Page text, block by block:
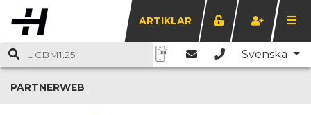
ARTIKLAR
Svenska
PARTNERWEB